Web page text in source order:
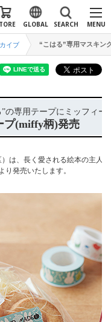
MENU
SEARCH
GLOBAL
イブ “こはる”専用マスキン
の専用テープにミッフィー
プ(miffy柄)発売
は、長く愛される絵本の主人
発売いたします。